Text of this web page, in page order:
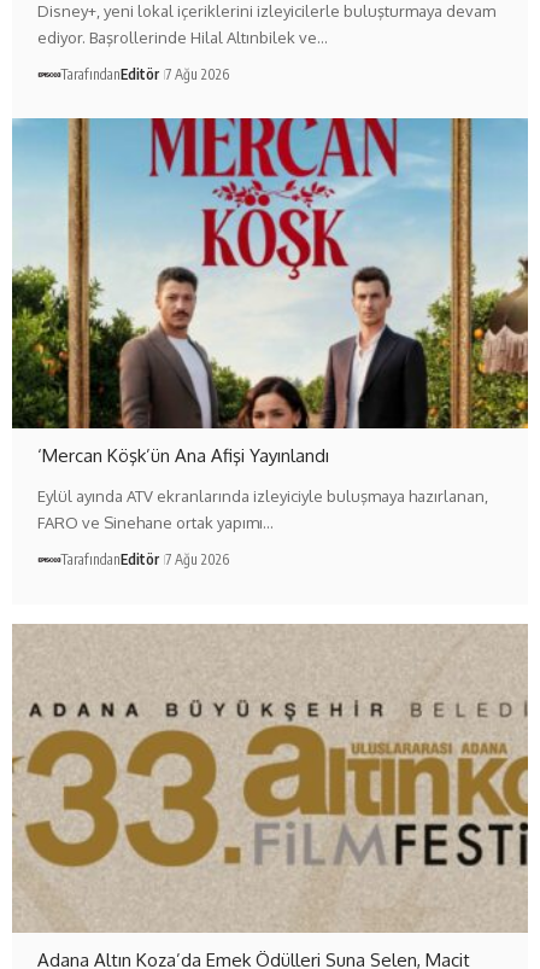
Disney+, yeni lokal içeriklerini izleyicilerle buluşturmaya devam
ediyor. Başrollerinde Hilal Altınbilek ve…
TarafındanEditör 7 Ağu 2026
‘Mercan Köşk’ün Ana Afişi Yayınlandı
Eylül ayında ATV ekranlarında izleyiciyle buluşmaya hazırlanan,
FARO ve Sinehane ortak yapımı…
TarafındanEditör 7 Ağu 2026
Adana Altın Koza’da Emek Ödülleri Suna Selen, Macit